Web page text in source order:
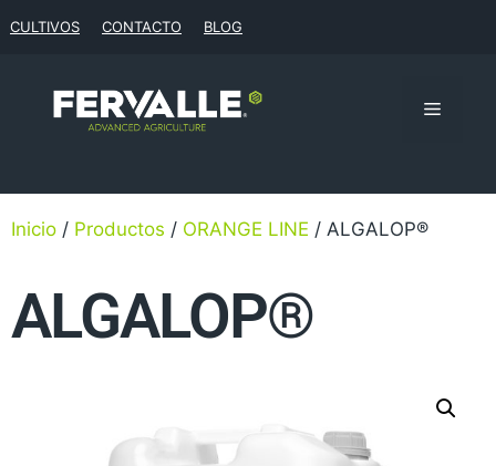
CULTIVOS CONTACTO BLOG
Inicio / Productos / ORANGE LINE / ALGALOP®
ALGALOP®